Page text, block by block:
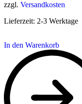
zzgl. Versandkosten
Lieferzeit: 2-3 Werktage
In den Warenkorb